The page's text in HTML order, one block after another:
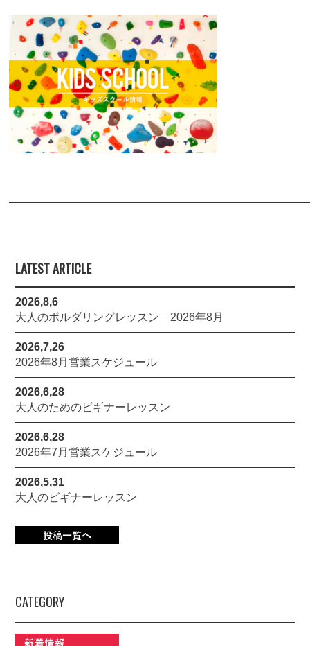
LATEST ARTICLE
2026,8,6
大人のボルダリングレッスン 2026年8月
2026,7,26
2026年8月営業スケジュール
2026,6,28
大人のためのビギナーレッスン
2026,6,28
2026年7月営業スケジュール
2026,5,31
大人のビギナーレッスン
CATEGORY